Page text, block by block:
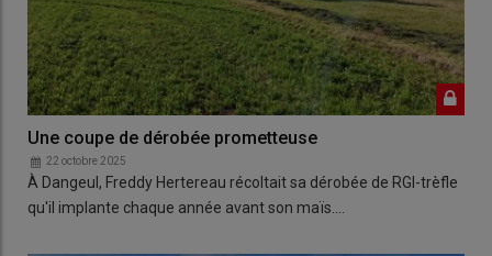
Une coupe de dérobée prometteuse
22 octobre 2025
À Dangeul, Freddy Hertereau récoltait sa dérobée de RGI-trèfle
qu'il implante chaque année avant son maïs.…